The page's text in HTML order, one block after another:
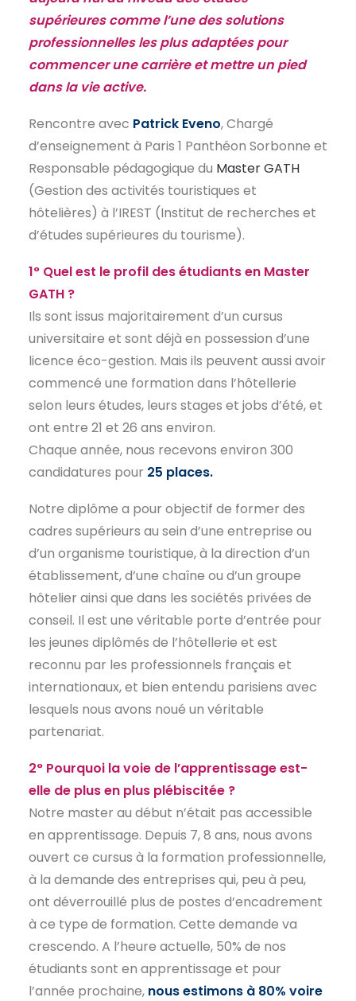
EN
supérieures comme l’une des solutions
professionnelles les plus adaptées pour
commencer une carrière et mettre un pied
dans la vie active.
Rencontre avec Patrick Eveno, Chargé
d’enseignement à Paris 1 Panthéon Sorbonne et
Responsable pédagogique du Master GATH
(Gestion des activités touristiques et
hôtelières) à l’IREST (Institut de recherches et
d’études supérieures du tourisme).
1° Quel est le profil des étudiants en Master
GATH ?
Ils sont issus majoritairement d’un cursus
universitaire et sont déjà en possession d’une
licence éco-gestion. Mais ils peuvent aussi avoir
commencé une formation dans l’hôtellerie
selon leurs études, leurs stages et jobs d’été, et
ont entre 21 et 26 ans environ.
Chaque année, nous recevons environ 300
candidatures pour 25 places.
Notre diplôme a pour objectif de former des
cadres supérieurs au sein d’une entreprise ou
d’un organisme touristique, à la direction d’un
établissement, d’une chaîne ou d’un groupe
hôtelier ainsi que dans les sociétés privées de
conseil. Il est une véritable porte d’entrée pour
les jeunes diplômés de l’hôtellerie et est
reconnu par les professionnels français et
internationaux, et bien entendu parisiens avec
lesquels nous avons noué un véritable
partenariat.
2° Pourquoi la voie de l’apprentissage est-
elle de plus en plus plébiscitée ?
Notre master au début n’était pas accessible
en apprentissage. Depuis 7, 8 ans, nous avons
ouvert ce cursus à la formation professionnelle,
à la demande des entreprises qui, peu à peu,
ont déverrouillé plus de postes d’encadrement
à ce type de formation. Cette demande va
crescendo. A l’heure actuelle, 50% de nos
étudiants sont en apprentissage et pour
l’année prochaine, nous estimons à 80% voire